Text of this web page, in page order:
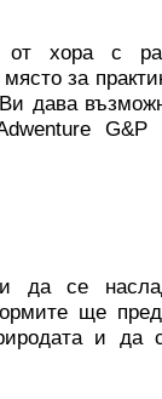
хора с
за
дава
да се
ще
и да